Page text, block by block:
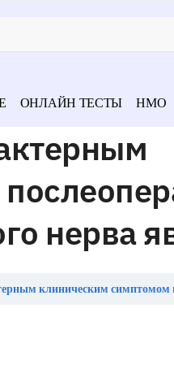
ОНЛАЙН ТЕСТЫ НМО
нерва
симптомом послеоперационной